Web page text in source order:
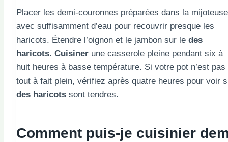
Placer les demi-couronnes préparées dans la mijoteuse
avec suffisamment d’eau pour recouvrir presque les
haricots. Étendre l’oignon et le jambon sur le des
haricots. Cuisiner une casserole pleine pendant six à
huit heures à basse température. Si votre pot n’est pas
tout à fait plein, vérifiez après quatre heures pour voir
des haricots sont tendres.
Comment puis-je cuisinier